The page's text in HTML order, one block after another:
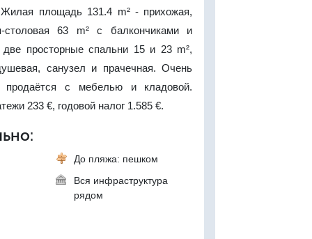
площадь 131.4 m² - прихожая,
столовая 63 m² с балкончиками и
две просторные спальни 15 и 23 m²,
санузел и прачечная. Очень
продаётся с мебелью и кладовой.
233 €, годовой налог 1.585 €.
До пляжа: пешком
Вся инфраструктура
рядом